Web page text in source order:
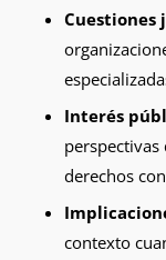
Cuestiones
Interés
perspectivas
derechos
contexto